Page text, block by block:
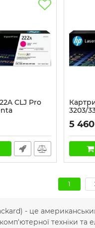
CLJ Pro
3203/
Артикул:
5 460
1
- це
техніки та